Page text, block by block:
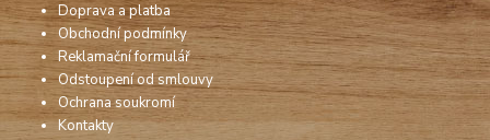
Doprava a platba
Obchodní podmínky
Reklamační formulář
Odstoupení od smlouvy
Ochrana soukromí
Kontakty